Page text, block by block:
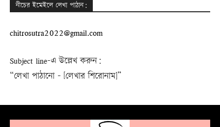
নীচের ইমেইলে লেখা পাঠান:
chitrosutra2022@gmail.com
Subject line-এ উল্লেখ করুন:
“লেখা পাঠানো – [লেখার শিরোনাম]”